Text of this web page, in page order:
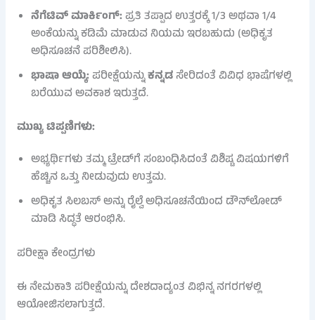
ನೆಗೆಟಿವ್ ಮಾರ್ಕಿಂಗ್:ಪ್ರತಿ ತಪ್ಪಾದ ಉತ್ತರಕ್ಕೆ 1/3 ಅಥವಾ 1/4
ಅಂಕೆಯನ್ನು ಕಡಿಮೆ ಮಾಡುವ ನಿಯಮ ಇರಬಹುದು (ಅಧಿಕೃತ
ಅಧಿಸೂಚನೆ ಪರಿಶೀಲಿಸಿ).
ಭಾಷಾ ಆಯ್ಕೆ:ಪರೀಕ್ಷೆಯನ್ನುಕನ್ನಡಸೇರಿದಂತೆ ವಿವಿಧ ಭಾಷೆಗಳಲ್ಲಿ
ಬರೆಯುವ ಅವಕಾಶ ಇರುತ್ತದೆ.
ಮುಖ್ಯ ಟಿಪ್ಪಣಿಗಳು:
ಅಭ್ಯರ್ಥಿಗಳು ತಮ್ಮ ಟ್ರೇಡ್‌ಗೆ ಸಂಬಂಧಿಸಿದಂತೆ ವಿಶಿಷ್ಟ ವಿಷಯಗಳಿಗೆ
ಹೆಚ್ಚಿನ ಒತ್ತು ನೀಡುವುದು ಉತ್ತಮ.
ಅಧಿಕೃತ ಸಿಲಬಸ್ ಅನ್ನು ರೈಲ್ವೆ ಅಧಿಸೂಚನೆಯಿಂದ ಡೌನ್‌ಲೋಡ್
ಮಾಡಿ ಸಿದ್ಧತೆ ಆರಂಭಿಸಿ.
ಪರೀಕ್ಷಾ ಕೇಂದ್ರಗಳು
ಈ ನೇಮಕಾತಿ ಪರೀಕ್ಷೆಯನ್ನು ದೇಶದಾದ್ಯಂತ ವಿಭಿನ್ನ ನಗರಗಳಲ್ಲಿ
ಆಯೋಜಿಸಲಾಗುತ್ತದೆ.